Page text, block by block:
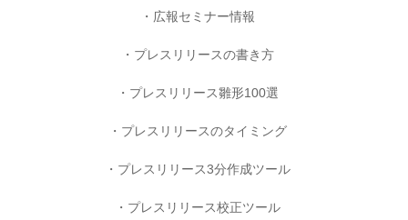
広報セミナー情報
プレスリリースの書き方
プレスリリース雛形100選
プレスリリースのタイミング
プレスリリース3分作成ツール
プレスリリース校正ツール